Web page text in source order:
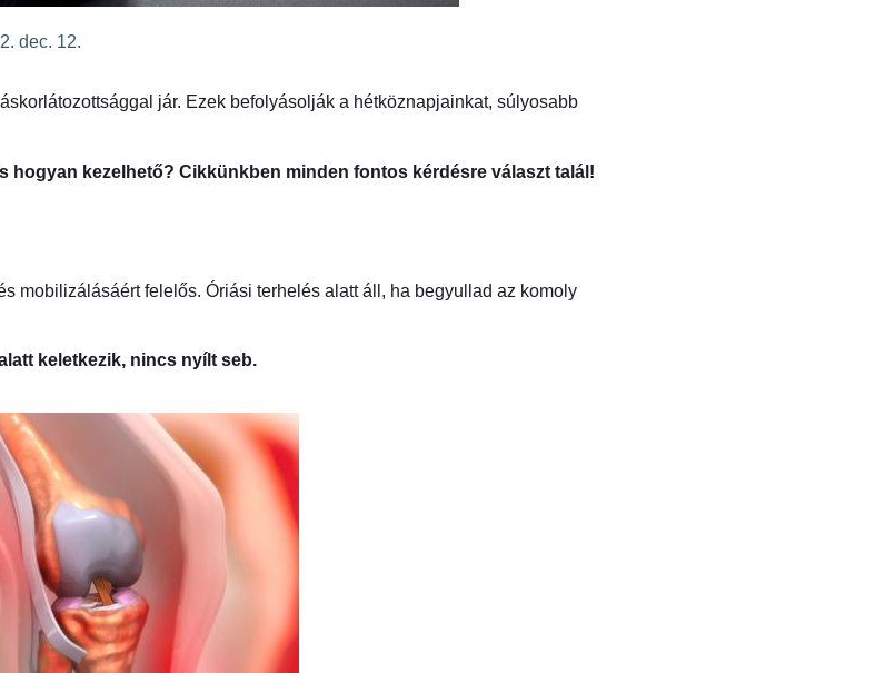
dec. 12.
jár. Ezek befolyásolják a hétköznapjainkat, súlyosabb
kezelhető? Cikkünkben minden fontos kérdésre választ talál!
mobilizálásáért felelős. Óriási terhelés alatt áll, ha begyullad az komoly
keletkezik, nincs nyílt seb.